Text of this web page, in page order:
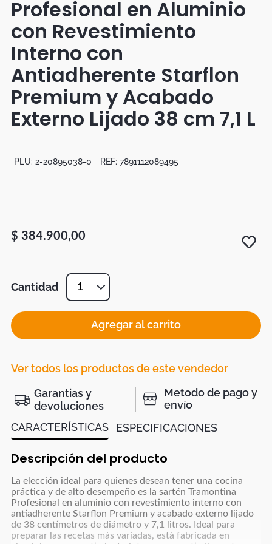
Profesional en Aluminio
con Revestimiento
Interno con
Antiadherente Starflon
Premium y Acabado
Externo Lijado 38 cm 7,1 L
PLU: 2-20895038-0 REF: 7891112089495
$ 384.900,00
Cantidad 1
Agregar al carrito
Ver todos los productos de este vendedor
Garantias y
devoluciones
Metodo de pago y
envío
CARACTERÍSTICAS
ESPECIFICACIONES
Descripción del producto
La elección ideal para quienes desean tener una cocina
práctica y de alto desempeño es la sartén Tramontina
Profesional en aluminio con revestimiento interno con
antiadherente Starflon Premium y acabado externo lijado
de 38 centímetros de diámetro y 7,1 litros. Ideal para
preparar las recetas más variadas, está fabricada en